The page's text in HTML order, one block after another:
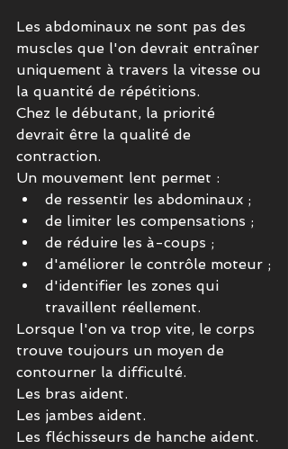
Les abdominaux ne sont pas des
muscles que l'on devrait entraîner
uniquement à travers la vitesse ou
la quantité de répétitions.
Chez le débutant, la priorité
devrait être la qualité de
contraction.
Un mouvement lent permet :
de ressentir les abdominaux ;
de limiter les compensations ;
de réduire les à-coups ;
d'améliorer le contrôle moteur ;
d'identifier les zones qui
travaillent réellement.
Lorsque l'on va trop vite, le corps
trouve toujours un moyen de
contourner la difficulté.
Les bras aident.
Les jambes aident.
Les fléchisseurs de hanche aident.